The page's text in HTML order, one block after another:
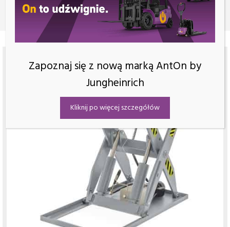
Produkty Stół Ameise, 500kg, blat 1300x800mm
Zapoznaj się z nową marką AntOn by
Jungheinrich
Kliknij po więcej szczegółów